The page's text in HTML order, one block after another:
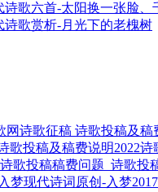
诗歌六首-太阳换一张脸
诗歌赏析-月光下的老槐树
2022
现代诗词原创-入梦